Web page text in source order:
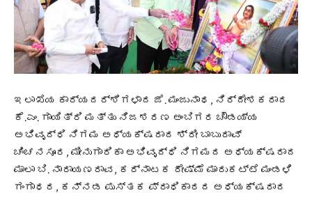
ಇಲಾಖೆಯ ಕಾರ್ಯದರ್ಶಿಗಳಾದ ಜೆ. ಮಂಜುನಾಥ, ನಿರ್ದೇಶಕರಾದ
ಕೆ.ಎಂ. ಗಾಯಿತ್ರಿ ಮತ್ತು ನಿಜಶರಣ ಅಂಬಿಗರ ಚೌಡಯ್ಯ
ಅಭಿವೃದ್ಧಿ ನಿಗಮ ಅಧ್ಯಕ್ಷರಾದ ಶ್ರೀ ಬಾಬುರಾವ್
ಚಿಂಚನಸೂರ, ಮೀನುಗಾರಿಕಾ ಅಭಿವೃದ್ಧಿ ನಿಗಮದ ಅಧ್ಯಕ್ಷರಾದ
ಮಾಲಾ ಬಿ. ನಾರಾಯಣರಾವ, ಕರ್ನಾಟಕ ರೇಷ್ಮೆ ಮಾರುಕಟ್ಟೆ ಮಂಡಳಿ
ಗಂಗಾಧರ, ಕನ್ನಡ ಪುಸ್ತಕ ಪ್ರಾಧಿಕಾರದ ಅಧ್ಯಕ್ಷರಾದ